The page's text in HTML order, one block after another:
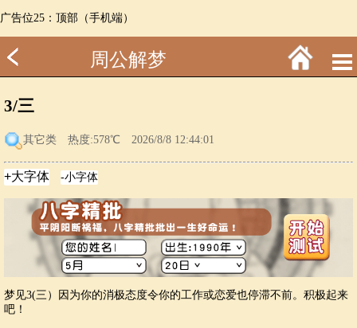
广告位25：顶部（手机端）
周公解梦
3/三
其它类 热度:578℃ 2026/8/8 12:44:01
梦见3(三）因为你的消极态度令你的工作或恋爱也停滞不前。积极起来
吧！